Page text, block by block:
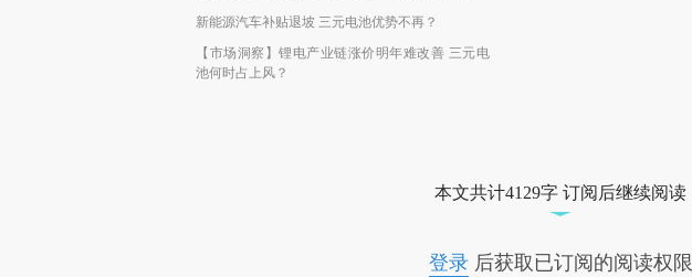
新能源汽车补贴退坡 三元电池优势不再？
【市场洞察】锂电产业链涨价明年难改善 三元电
池何时占上风？
本文共计4129字 订阅后继续阅读
登录后获取已订阅的阅读权限